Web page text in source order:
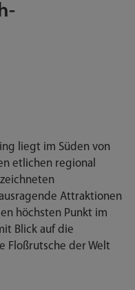
liegt im Süden von
etlichen regional
Attraktionen
höchsten Punkt im
Blick auf die
Floßrutsche der Welt